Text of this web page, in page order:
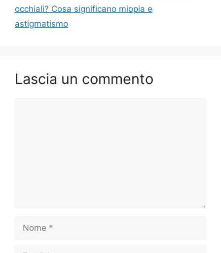
occhiali? Cosa significano miopia e
astigmatismo
Lascia un commento
Nome
Email